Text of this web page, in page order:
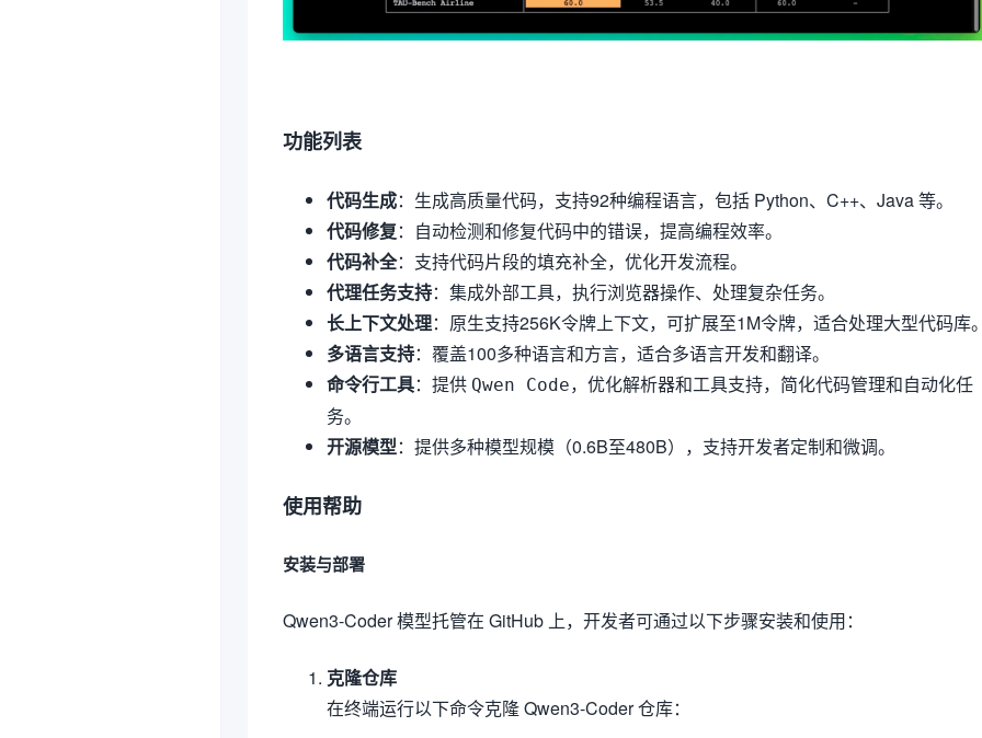
功能列表
代码生成：生成高质量代码，支持92种编程语言，包括 Python、C++、Java 等。
代码修复：自动检测和修复代码中的错误，提高编程效率。
代码补全：支持代码片段的填充补全，优化开发流程。
代理任务支持：集成外部工具，执行浏览器操作、处理复杂任务。
长上下文处理：原生支持256K令牌上下文，可扩展至1M令牌，适合处理大型代码库
多语言支持：覆盖100多种语言和方言，适合多语言开发和翻译。
命令行工具：提供 Qwen Code，优化解析器和工具支持，简化代码管理和自动化任
务。
开源模型：提供多种模型规模（0.6B至480B），支持开发者定制和微调。
使用帮助
安装与部署
Qwen3-Coder 模型托管在 GitHub 上，开发者可通过以下步骤安装和使用：
克隆仓库
在终端运行以下命令克隆 Qwen3-Coder 仓库：